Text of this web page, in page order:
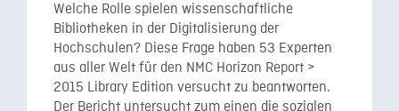
Welche Rolle spielen wissenschaftliche
Bibliotheken in der Digitalisierung der
Hochschulen? Diese Frage haben 53 Experten
aus aller Welt für den NMC Horizon Report >
2015 Library Edition versucht zu beantworten.